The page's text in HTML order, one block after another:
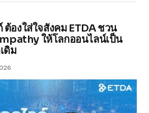
ต้องใส่ใจสังคม ETDA ชวน
ให้โลกออนไลน์เป็น
ดิม